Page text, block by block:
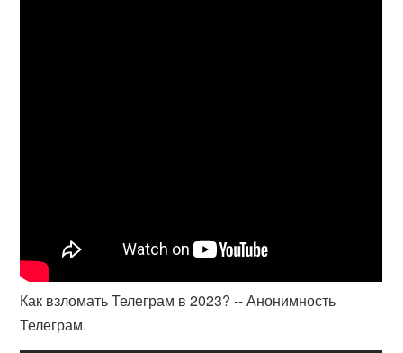
Как взломать Телеграм в 2023? -- Анонимность
Телеграм.